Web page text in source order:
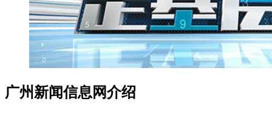
广州新闻信息网介绍